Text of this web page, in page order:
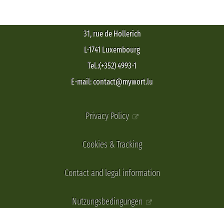
31, rue de Hollerich
L-1741 Luxembourg
Tel.:(+352) 4993-1
E-mail: contact@mywort.lu
Privacy Policy
Cookies & Tracking
Contact and legal information
Nutzungsbedingungen